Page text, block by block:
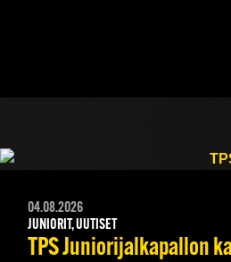
04.08.2026
JUNIORIT, UUTISET
TPS Juniorijalkapallon